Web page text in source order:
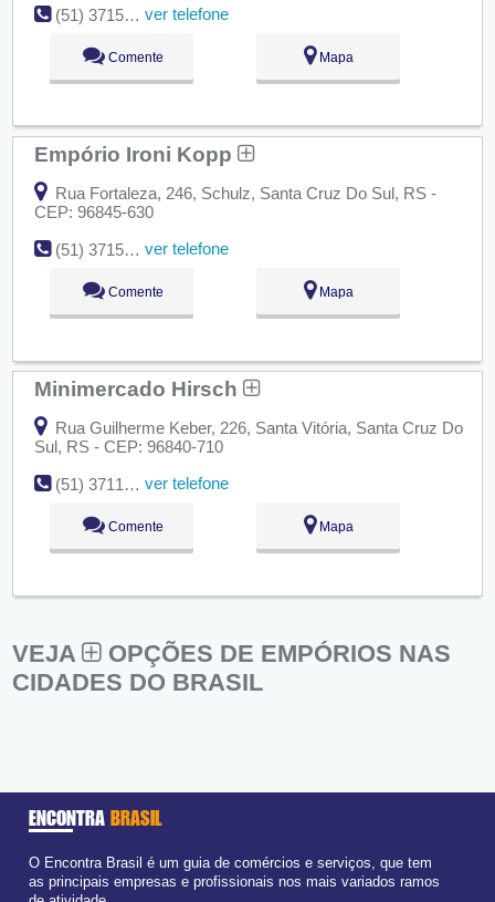
(51) 3715-9786
ver telefone
Comente Mapa
Empório Ironi Kopp
Rua Fortaleza, 246, Schulz, Santa Cruz Do Sul, RS -
CEP: 96845-630
(51) 3715-1625
ver telefone
Comente Mapa
Minimercado Hirsch
Rua Guilherme Keber, 226, Santa Vitória, Santa Cruz Do
Sul, RS - CEP: 96840-710
(51) 3711-9297
ver telefone
Comente Mapa
VEJA
OPÇÕES DE EMPÓRIOS NAS
CIDADES DO BRASIL
ENCONTRA BRASIL
O Encontra Brasil é um guia de comércios e serviços, que tem
as principais empresas e profissionais nos mais variados ramos